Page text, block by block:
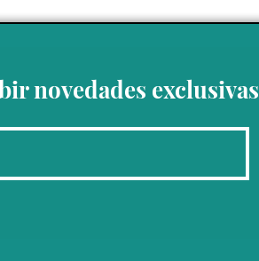
en aumento de
novedades exclusivas